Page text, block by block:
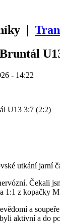
|
- 14:22
U13 3:7 (2:2)
utkání jarní
Čekali
1:1 z kopačky
a
aktivní a do